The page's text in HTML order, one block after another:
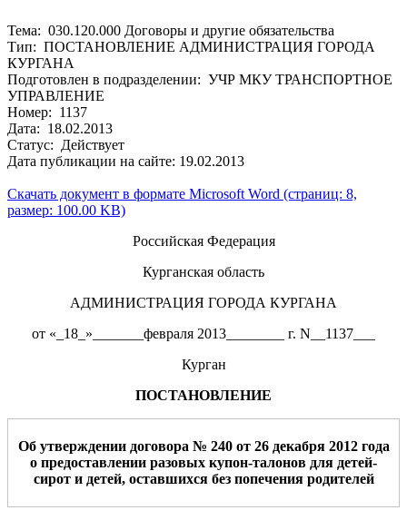
Тема: 030.120.000 Договоры и другие обязательства
Тип: ПОСТАНОВЛЕНИЕ АДМИНИСТРАЦИЯ ГОРОДА
КУРГАНА
Подготовлен в подразделении: УЧР МКУ ТРАНСПОРТНОЕ
УПРАВЛЕНИЕ
Номер: 1137
Дата: 18.02.2013
Статус: Действует
Дата публикации на сайте: 19.02.2013
Скачать документ в формате Microsoft Word (страниц: 8,
размер: 100.00 KB)
Российская Федерация
Курганская область
АДМИНИСТРАЦИЯ ГОРОДА КУРГАНА
от «_18_»_______февраля 2013________ г. N__1137___
Курган
ПОСТАНОВЛЕНИЕ
Об утверждении договора № 240от 26 декабря 2012года
о предоставлении разовых купон-талонов для детей-
сирот и детей, оставшихся без попечения родителей